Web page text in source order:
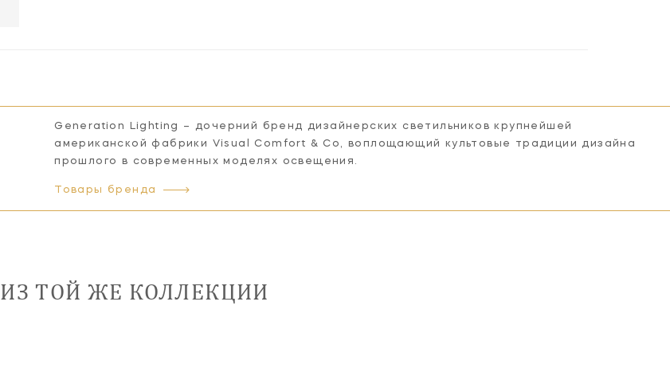
Generation Lighting – дочерний бренд дизайнерских светильников крупнейшей
американской фабрики Visual Comfort & Co, воплощающий культовые традиции дизайна
прошлого в современных моделях освещения.
Товары бренда
ИЗ ТОЙ ЖЕ КОЛЛЕКЦИИ